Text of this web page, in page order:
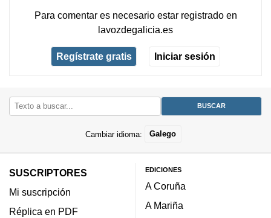
Para comentar es necesario estar registradoen
lavozdegalicia.es
Regístrate gratis Iniciar sesión
Cambiar idioma: Galego
SUSCRIPTORES
Mi suscripción
Réplica en PDF
EDICIONES
A Coruña
A Mariña